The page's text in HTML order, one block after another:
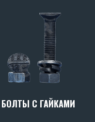
БОЛТЫ С ГАЙКАМИ